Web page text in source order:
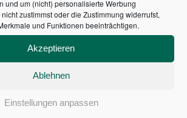
und um (nicht) personalisierte Werbung
zustimmst oder die Zustimmung widerrufst,
und Funktionen beeinträchtigen.
Akzeptieren
Ablehnen
Einstellungen anpassen
NEUVERSCHULDUNG